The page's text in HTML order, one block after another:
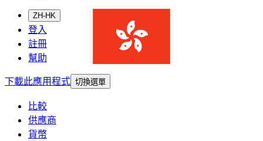
ZH-HK
登入
註冊
幫助
下載此應用程式 切換選單
比較
供應商
貨幣